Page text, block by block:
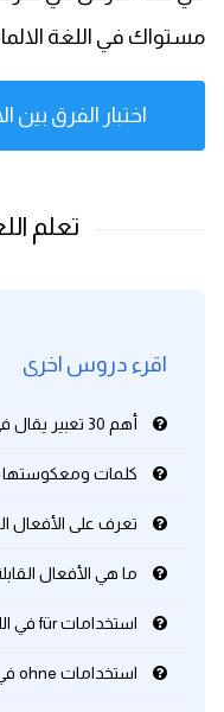
مستواك في اللغة
اختبار الفرق بين
اقرء دروس اخرى
أهم 30 تعبير يقال في العمل باللغة الألمانية
كلمات ومعكوستها
تعرف على الأفعال
ما هي الأفعال
استخدامات für في اللغة الألمانية
استخدامات ohne في اللغة الألمانية